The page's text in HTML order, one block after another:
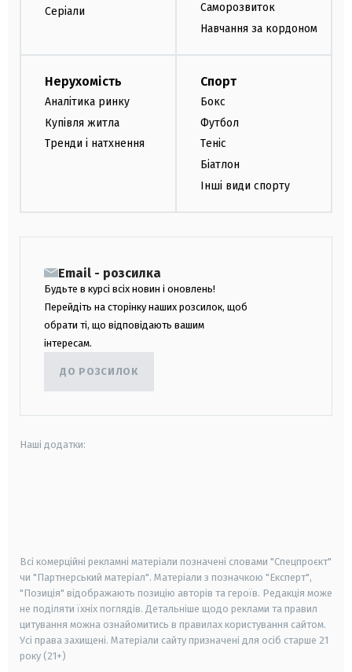
Серіали
Саморозвиток
Навчання за кордоном
Нерухомість
Аналітика ринку
Купівля житла
Тренди і натхнення
Спорт
Бокс
Футбол
Теніс
Біатлон
Інші види спорту
Email - розсилка
Будьте в курсі всіх новин і оновлень!
Перейдіть на сторінку наших розсилок, щоб
обрати ті, що відповідають вашим
інтересам.
ДО РОЗСИЛОК
Наші додатки:
Всі комерційні рекламні матеріали позначені словами "Спецпроєкт"
чи "Партнерський матеріал". Матеріали з позначкою "Експерт",
"Позиція" відображають позицію авторів та героїв. Редакція може
не поділяти їхніх поглядів. Детальніше щодо реклами та правил
цитування можна ознайомитись в правилах користування сайтом.
Усі права захищені. Матеріали сайту призначені для осіб старше 21
року (21+)